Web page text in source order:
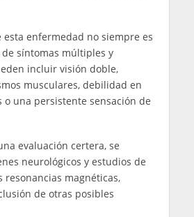
esta enfermedad no siempre es
síntomas múltiples y
incluir visión doble,
musculares, debilidad en
o una persistente sensación de
evaluación certera, se
neurológicos y estudios de
resonancias magnéticas,
de otras posibles